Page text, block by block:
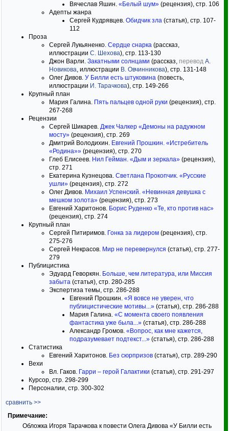
Вячеслав Яшин. «Белый шум» (рецензия), стр. 106
Адепты жанра
Сергей Кудрявцев. Обидчик зла (статья), стр. 107-
112
Проза
Сергей Лукьяненко. Сердце снарка (рассказ,
иллюстрации С. Шехова), стр. 113-130
Джон Варли. Закатными солнцами (рассказ, перевод А.
Новикова, иллюстрации В. Овчинникова), стр. 131-148
Олег Дивов. У Билли есть штуковина (повесть,
иллюстрации И. Тарачкова), стр. 149-266
Крупный план
Мария Галина. Пять пальцев одной руки (рецензия), стр.
267-268
Рецензии
Сергей Шикарев. Джек Чалкер «Демоны на радужном
мосту» (рецензия), стр. 269
Дмитрий Володихин. Евгений Прошкин. «Истребитель
«Родина»» (рецензия), стр. 270
Глеб Елисеев. Нил Гейман. «Дым и зеркала» (рецензия),
стр. 271
Екатерина Кузнецова. Светлана Прокопчик. «Русские
ушли» (рецензия), стр. 272
Олег Дивов. Михаил Успенский. «Невинная девушка с
мешком золота» (рецензия), стр. 273
Евгений Харитонов. Борис Руденко «Те, кто против нас»
(рецензия), стр. 274
Крупный план
Сергей Питиримов. Гонка за лидером (рецензия), стр.
275-276
Сергей Некрасов. Мир не перевернулся (статья), стр. 277-
279
Публицистика
Эдуард Геворкян. Больше, чем литература, или Миссия
забыта (статья), стр. 280-285
Экспертиза темы, стр. 286-288
Евгений Прошкин. «Я вовсе не уверен, что
публицистические мотивы...» (статья), стр. 286-288
Мария Галина. «С момента своего появления
фантастика уже была...» (статья), стр. 286-288
Александр Громов. «Вопрос, как мне кажется,
подразумевает подтекст...» (статья), стр. 286-288
Статистика
Евгений Харитонов. Без сюрпризов (статья), стр. 289-290
Вехи
Вл. Гаков. Гарри – герой Галактики (статья), стр. 291-297
Курсор, стр. 298-299
Персоналии, стр. 300-302
сравнить >>
Примечание:
Обложка Игоря Тарачкова к повести Олега Дивова «У Билли есть